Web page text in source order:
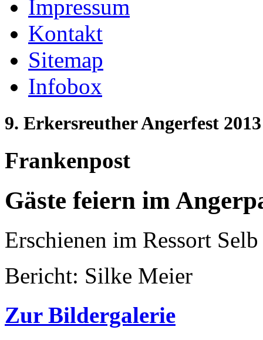
Impressum
Kontakt
Sitemap
Infobox
9. Erkersreuther Angerfest 2013
Frankenpost
Gäste feiern im
Erschienen im Ressort
Bericht: Silke Meier
Zur Bildergalerie